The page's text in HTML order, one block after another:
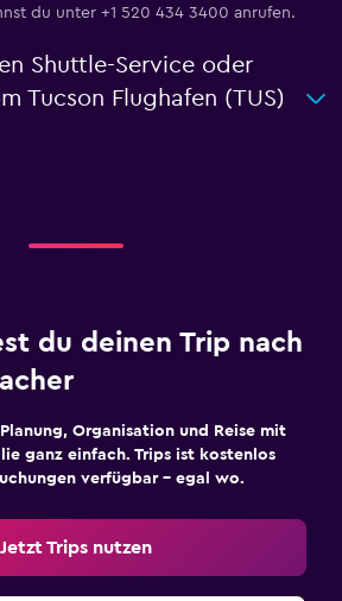
du unter +1 520 434 3400 anrufen.
Shuttle-Service oder
Tucson Flughafen (TUS)
du deinen Trip nach
Organisation und Reise mit
ganz einfach. Trips ist kostenlos
verfügbar – egal wo.
Jetzt Trips nutzen